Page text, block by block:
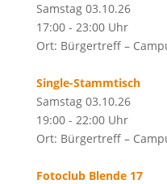
Samstag 03.10.26
17:00 - 23:00 Uhr
Ort: Bürgertreff –
Single-Stammtisch
Samstag 03.10.26
19:00 - 22:00 Uhr
Ort: Bürgertreff –
Fotoclub Blende 17